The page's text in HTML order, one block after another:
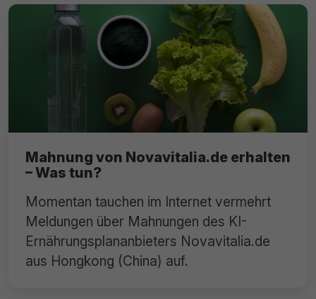
Mahnung von Novavitalia.de erhalten
– Was tun?
Momentan tauchen im Internet vermehrt
Meldungen über Mahnungen des KI-
Ernährungsplananbieters Novavitalia.de
aus Hongkong (China) auf.